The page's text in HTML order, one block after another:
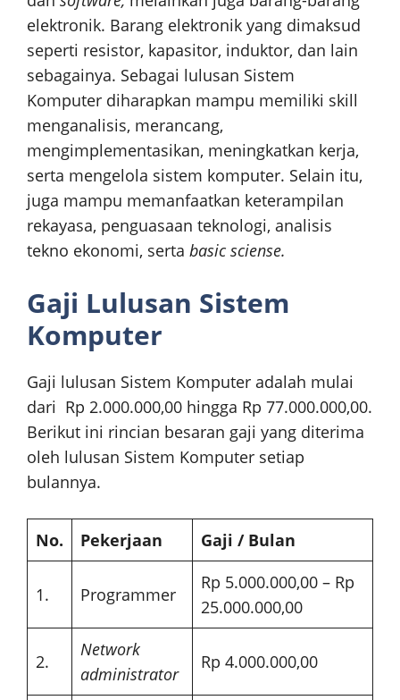
elektronik. Barang elektronik yang dimaksud
seperti resistor, kapasitor, induktor, dan lain
sebagainya. Sebagai lulusan Sistem
Komputer diharapkan mampu memiliki skill
menganalisis, merancang,
mengimplementasikan, meningkatkan kerja,
serta mengelola sistem komputer. Selain itu,
juga mampu memanfaatkan keterampilan
rekayasa, penguasaan teknologi, analisis
tekno ekonomi, serta basic sciense.
Gaji Lulusan Sistem
Komputer
Gaji lulusan Sistem Komputer adalah mulai
dari Rp 2.000.000,00 hingga Rp 77.000.000,00.
Berikut ini rincian besaran gaji yang diterima
oleh lulusan Sistem Komputer setiap
bulannya.
No. Pekerjaan Gaji / Bulan
1. Programmer
Rp 5.000.000,00 – Rp
25.000.000,00
2.
Network
administrator
Rp 4.000.000,00